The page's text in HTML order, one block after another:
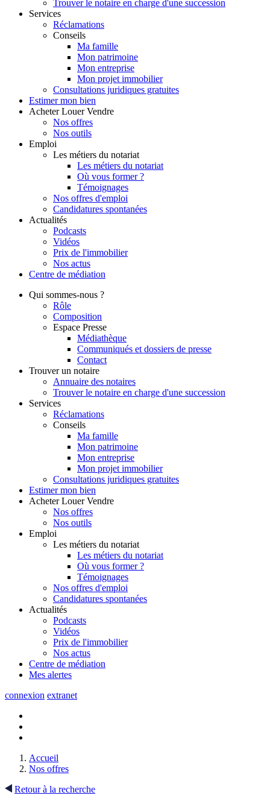
Trouver le notaire en charge d'une succession
Services
Réclamations
Conseils
Ma famille
Mon patrimoine
Mon entreprise
Mon projet immobilier
Consultations juridiques gratuites
Estimer mon bien
Acheter Louer Vendre
Nos offres
Nos outils
Emploi
Les métiers du notariat
Les métiers du notariat
Où vous former ?
Témoignages
Nos offres d'emploi
Candidatures spontanées
Actualités
Podcasts
Vidéos
Prix de l'immobilier
Nos actus
Centre de médiation
Qui sommes-nous ?
Rôle
Composition
Espace Presse
Médiathèque
Communiqués et dossiers de presse
Contact
Trouver un notaire
Annuaire des notaires
Trouver le notaire en charge d'une succession
Services
Réclamations
Conseils
Ma famille
Mon patrimoine
Mon entreprise
Mon projet immobilier
Consultations juridiques gratuites
Estimer mon bien
Acheter Louer Vendre
Nos offres
Nos outils
Emploi
Les métiers du notariat
Les métiers du notariat
Où vous former ?
Témoignages
Nos offres d'emploi
Candidatures spontanées
Actualités
Podcasts
Vidéos
Prix de l'immobilier
Nos actus
Centre de médiation
Mes alertes
connexion extranet
Accueil
Nos offres
Retour à la recherche